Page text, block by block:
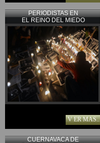
PERIODISTAS EN
EL REINO DEL MIEDO
V ER MAS..
CUERNAVACA DE